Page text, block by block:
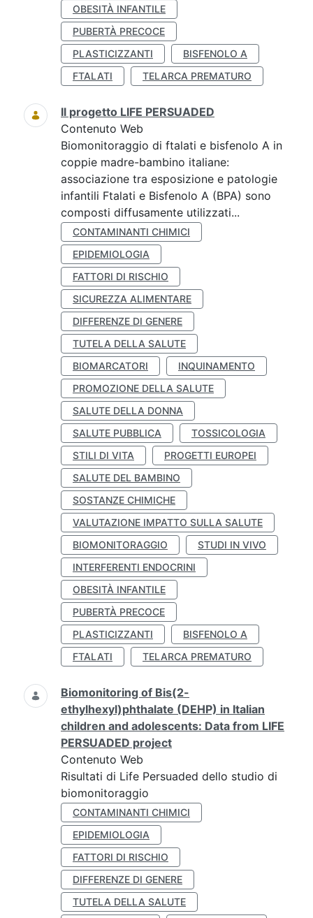
OBESITÀ INFANTILE
PUBERTÀ PRECOCE
PLASTICIZZANTI
BISFENOLO A
FTALATI
TELARCA PREMATURO
Il progetto LIFE PERSUADED
Contenuto Web
Biomonitoraggio di ftalati e bisfenolo A in
coppie madre-bambino italiane:
associazione tra esposizione e patologie
infantili Ftalati e Bisfenolo A (BPA) sono
composti diffusamente utilizzati...
CONTAMINANTI CHIMICI
EPIDEMIOLOGIA
FATTORI DI RISCHIO
SICUREZZA ALIMENTARE
DIFFERENZE DI GENERE
TUTELA DELLA SALUTE
BIOMARCATORI
INQUINAMENTO
PROMOZIONE DELLA SALUTE
SALUTE DELLA DONNA
SALUTE PUBBLICA
TOSSICOLOGIA
STILI DI VITA
PROGETTI EUROPEI
SALUTE DEL BAMBINO
SOSTANZE CHIMICHE
VALUTAZIONE IMPATTO SULLA SALUTE
BIOMONITORAGGIO
STUDI IN VIVO
INTERFERENTI ENDOCRINI
OBESITÀ INFANTILE
PUBERTÀ PRECOCE
PLASTICIZZANTI
BISFENOLO A
FTALATI
TELARCA PREMATURO
Biomonitoring of Bis(2-
ethylhexyl)phthalate (DEHP) in Italian
children and adolescents: Data from LIFE
PERSUADED project
Contenuto Web
Risultati di Life Persuaded dello studio di
biomonitoraggio
CONTAMINANTI CHIMICI
EPIDEMIOLOGIA
FATTORI DI RISCHIO
DIFFERENZE DI GENERE
TUTELA DELLA SALUTE